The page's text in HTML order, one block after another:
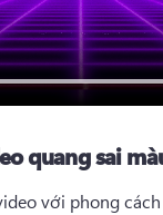
quang sai
với phong